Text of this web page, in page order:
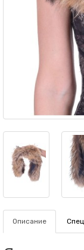
Описание